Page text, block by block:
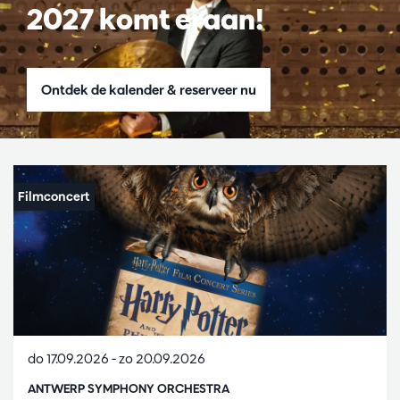
2027 komt eraan!
Ontdek de kalender & reserveer nu
ANTWERP SYMPHONY ORCHESTRA
do 17.09.2026 -zo 20.09.2026